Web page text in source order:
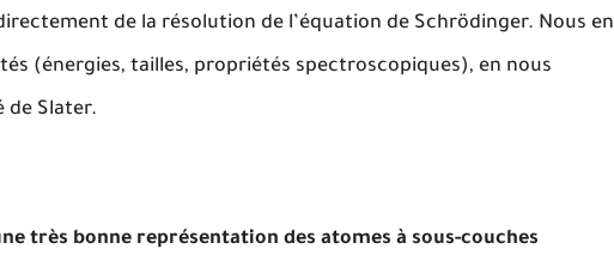
de la résolution de l’équation de Schrödinger. Nous en
(énergies, tailles, propriétés spectroscopiques), en nous
de Slater.
très bonne représentation des atomes à sous-couches